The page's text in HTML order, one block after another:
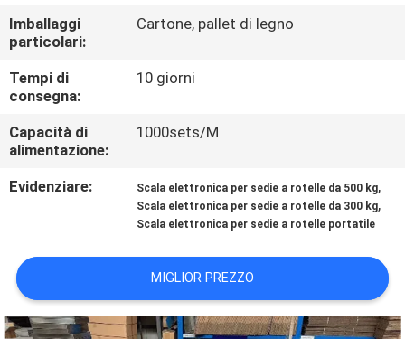
CONTROLLO
DELLA
QUALITÀ
NOTIZIE
CASI
CHIEDI UN
PREVENTIVO
Imballaggi
particolari:
Cartone, pallet di legno
Tempi di
consegna:
10 giorni
Capacità di
alimentazione:
1000sets/M
Evidenziare: Scala elettronica per sedie a rotelle da 500 kg,
Scala elettronica per sedie a rotelle da 300 kg,
Scala elettronica per sedie a rotelle portatile
MIGLIOR PREZZO